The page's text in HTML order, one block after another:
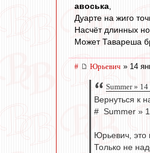
авоська
Дуарте на жиго
Насчёт длинных
Может Тавареша
# Юрьевич » 14
Summer »
Вернуться к
# Summer »
Юрьевич, это
Только не